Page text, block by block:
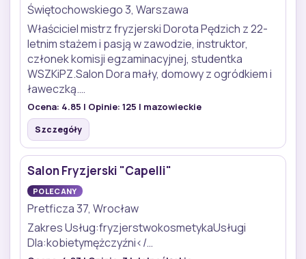
Świętochowskiego 3, Warszawa
Właściciel mistrz fryzjerski Dorota Pędzich z 22-
letnim stażem i pasją w zawodzie, instruktor,
członek komisji egzaminacyjnej, studentka
WSZKiPZ.Salon Dora mały, domowy z ogródkiem i
ławeczką.…
Ocena: 4.85 | Opinie: 125 | mazowieckie
Szczegóły
Salon Fryzjerski "Capelli"
POLECANY
Pretficza 37, Wrocław
Zakres Usług:fryzjerstwokosmetykaUsługi
Dla:kobietymężczyźni</…